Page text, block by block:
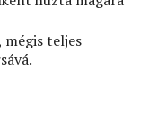
teljes